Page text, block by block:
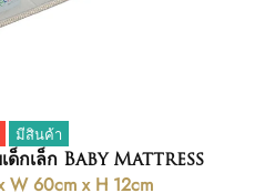
มีสินค้า
ด็กเล็ก Baby Mattress
W 60cm x H 12cm